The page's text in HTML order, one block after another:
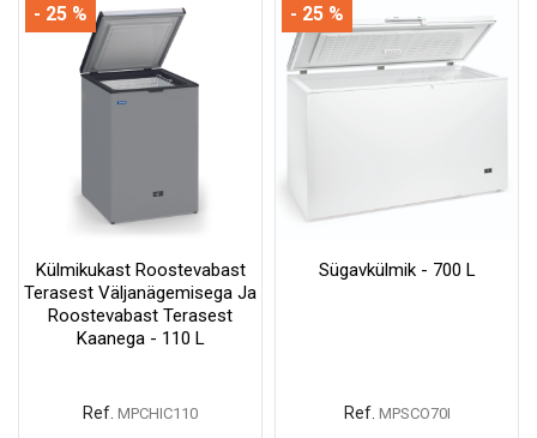
Külmikukast Roostevabast
Terasest Väljanägemisega Ja
Roostevabast Terasest
Kaanega - 110 L
Ref. MPCHIC110
- 25 %
Sügavkülmik - 700 L
Ref. MPSCO70I
- 25 %